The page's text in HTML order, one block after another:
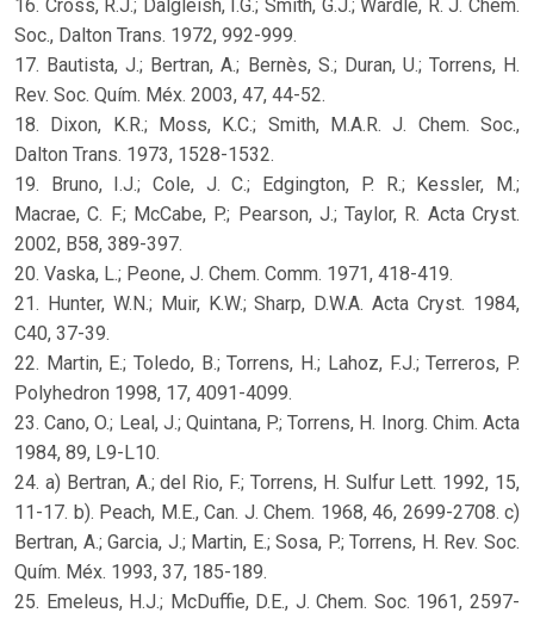
16. Cross, R.J.; Dalgleish, I.G.; Smith, G.J.; Wardle, R. J. Chem.
Soc., Dalton Trans. 1972, 992-999.
17. Bautista, J.; Bertran, A.; Bernès, S.; Duran, U.; Torrens, H.
Rev. Soc. Quím. Méx. 2003, 47, 44-52.
18. Dixon, K.R.; Moss, K.C.; Smith, M.A.R. J. Chem. Soc.,
Dalton Trans. 1973, 1528-1532.
19. Bruno, I.J.; Cole, J. C.; Edgington, P. R.; Kessler, M.;
Macrae, C. F.; McCabe, P.; Pearson, J.; Taylor, R. Acta Cryst.
2002, B58, 389-397.
20. Vaska, L.; Peone, J. Chem. Comm. 1971, 418-419.
21. Hunter, W.N.; Muir, K.W.; Sharp, D.W.A. Acta Cryst. 1984,
C40, 37-39.
22. Martin, E.; Toledo, B.; Torrens, H.; Lahoz, F.J.; Terreros, P.
Polyhedron 1998, 17, 4091-4099.
23. Cano, O.; Leal, J.; Quintana, P.; Torrens, H. Inorg. Chim. Acta
1984, 89, L9-L10.
24. a) Bertran, A.; del Rio, F.; Torrens, H. Sulfur Lett. 1992, 15,
11-17. b). Peach, M.E., Can. J. Chem. 1968, 46, 2699-2708. c)
Bertran, A.; Garcia, J.; Martin, E.; Sosa, P.; Torrens, H. Rev. Soc.
Quím. Méx. 1993, 37, 185-189.
25. Emeleus, H.J.; McDuffie, D.E., J. Chem. Soc. 1961, 2597-